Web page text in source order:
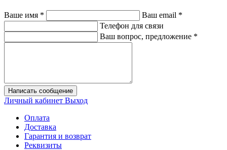
Ваше имя * Ваш email *
Телефон для связи
Ваш вопрос, предложение *
Написать сообщение
Личный кабинет Выход
Оплата
Доставка
Гарантия и возврат
Реквизиты